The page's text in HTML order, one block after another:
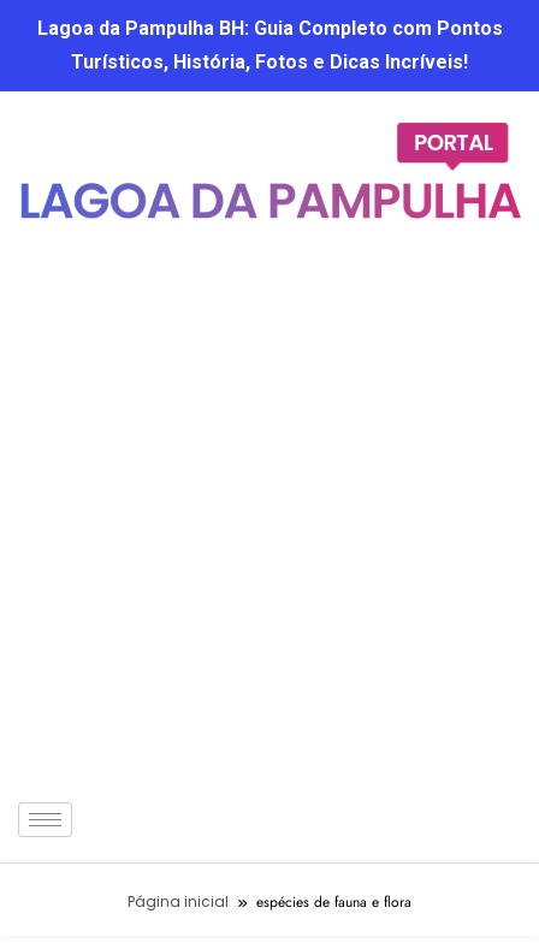
Lagoa da Pampulha BH: Guia Completo com Pontos
Turísticos, História, Fotos e Dicas Incríveis!
Página inicial espécies de fauna e flora